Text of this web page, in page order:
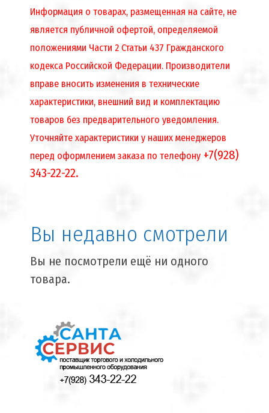
Информация о товарах, размещенная на сайте, не
является публичной офертой, определяемой
положениями Части 2 Статьи 437 Гражданского
кодекса Российской Федерации. Производители
вправе вносить изменения в технические
характеристики, внешний вид и комплектацию
товаров без предварительного уведомления.
Уточняйте характеристики у наших менеджеров
перед оформлением заказа по телефону +7(928)
343-22-22.
Вы недавно смотрели
Вы не посмотрели ещё ни одного
товара.